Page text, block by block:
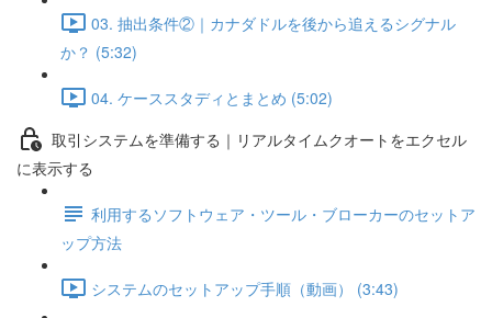
03. 抽出条件②｜カナダドルを後から追えるシグナル
か？ (5:32)
04. ケーススタディとまとめ (5:02)
取引システムを準備する｜リアルタイムクオートをエクセル
に表示する
利用するソフトウェア・ツール・ブローカーのセットア
ップ方法
システムのセットアップ手順（動画） (3:43)